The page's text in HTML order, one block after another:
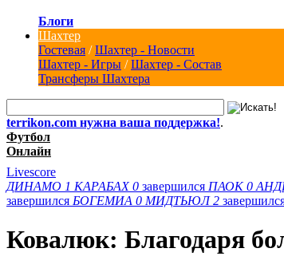
Блоги
Шахтер
Гостевая /Шахтер - Новости
Шахтер - Игры /Шахтер - Состав
Трансферы Шахтера
terrikon.com нужна ваша поддержка!.
Футбол
Онлайн
Livescore
ДИНАМО 1 КАРАБАХ 0 завершился ПАОК 0
завершился БОГЕМИА 0 МИДТЬЮЛ 2
Ковалюк: Благодаря